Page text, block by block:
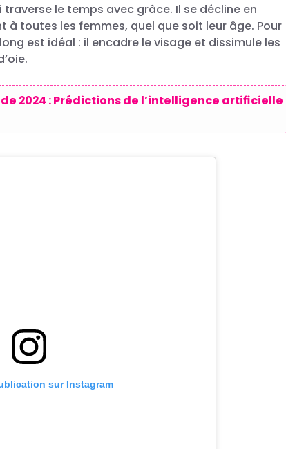
le temps avec grâce. Il se décline en
toutes les femmes, quel que soit leur âge. Pour
est idéal : il encadre le visage et dissimule les
2024 : Prédictions de l’intelligence artificielle
sur Instagram